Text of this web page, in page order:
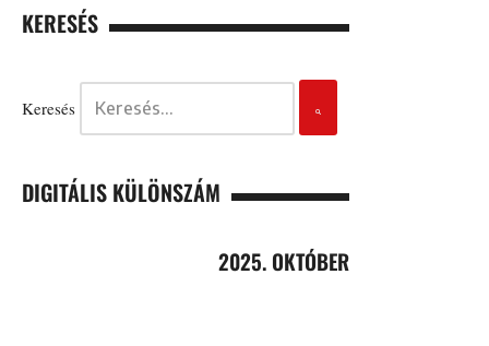
KERESÉS
Keresés
DIGITÁLIS KÜLÖNSZÁM
2025. OKTÓBER